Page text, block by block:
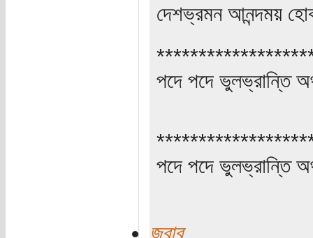
দেশভ্রমন আনন্দময়
পদে পদে ভুলভ্রান্তি
পদে পদে ভুলভ্রান্তি
জবাব